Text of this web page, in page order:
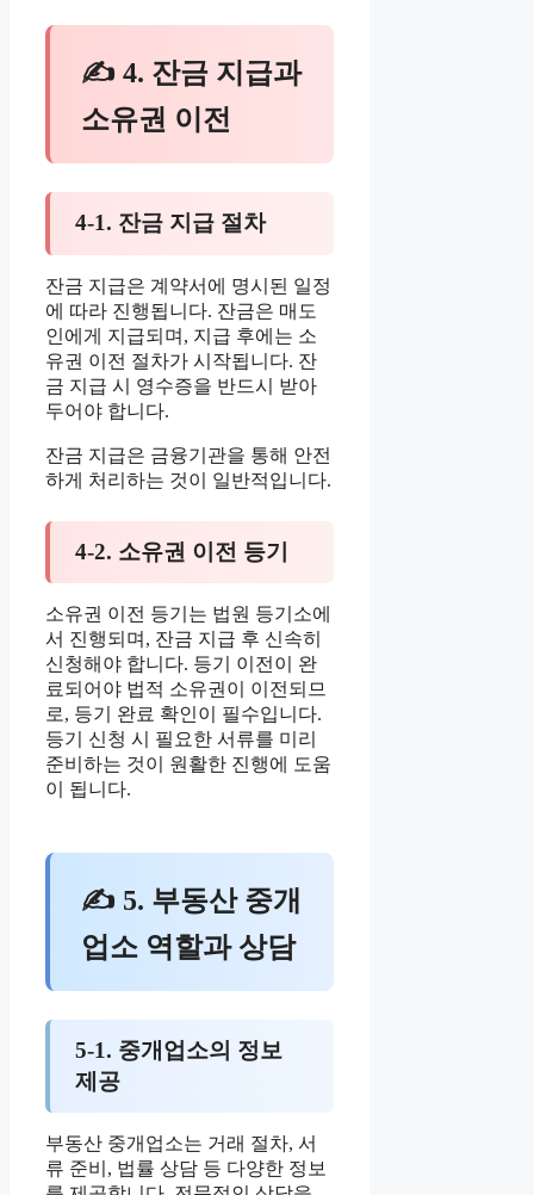
✍ 4. 잔금 지급과
소유권 이전
4-1. 잔금 지급 절차
잔금 지급은 계약서에 명시된 일정
에 따라 진행됩니다. 잔금은 매도
인에게 지급되며, 지급 후에는 소
유권 이전 절차가 시작됩니다. 잔
금 지급 시 영수증을 반드시 받아
두어야 합니다.
잔금 지급은 금융기관을 통해 안전
하게 처리하는 것이 일반적입니다.
4-2. 소유권 이전 등기
소유권 이전 등기는 법원 등기소에
서 진행되며, 잔금 지급 후 신속히
신청해야 합니다. 등기 이전이 완
료되어야 법적 소유권이 이전되므
로, 등기 완료 확인이 필수입니다.
등기 신청 시 필요한 서류를 미리
준비하는 것이 원활한 진행에 도움
이 됩니다.
✍ 5. 부동산 중개
업소 역할과 상담
5-1. 중개업소의 정보
제공
부동산 중개업소는 거래 절차, 서
류 준비, 법률 상담 등 다양한 정보